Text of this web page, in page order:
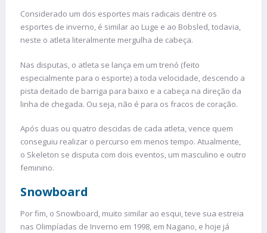
Considerado um dos esportes mais radicais dentre os
esportes de inverno, é similar ao Luge e ao Bobsled, todavia,
neste o atleta literalmente mergulha de cabeça.
Nas disputas, o atleta se lança em um trenó (feito
especialmente para o esporte) a toda velocidade, descendo a
pista deitado de barriga para baixo e a cabeça na direção da
linha de chegada. Ou seja, não é para os fracos de coração.
Após duas ou quatro descidas de cada atleta, vence quem
conseguiu realizar o percurso em menos tempo. Atualmente,
o Skeleton se disputa com dois eventos, um masculino e outro
feminino.
Snowboard
Por fim, o Snowboard, muito similar ao esqui, teve sua estreia
nas Olimpíadas de Inverno em 1998, em Nagano, e hoje já